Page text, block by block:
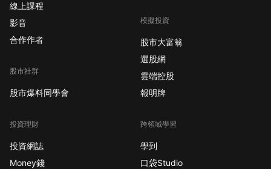
線上課程
影音
合作作者
股市社群
股市爆料同學會
投資理財
投資網誌
Money錢
模擬投資
股市大富翁
選股網
雲端控股
報明牌
跨領域學習
學到
口袋Studio